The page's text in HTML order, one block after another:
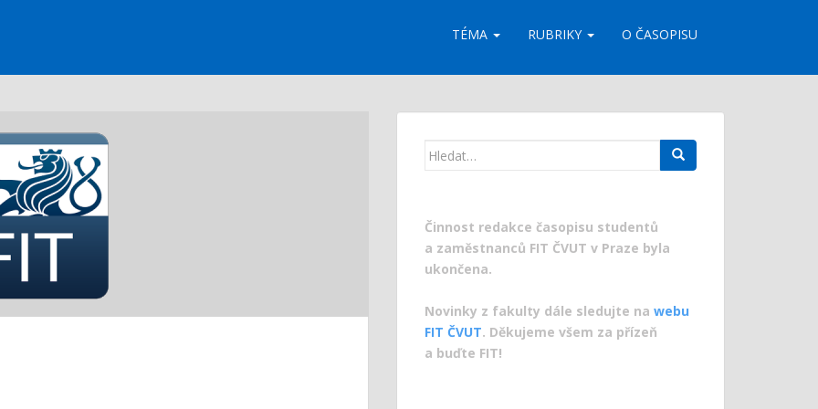
TÉMA RUBRIKY O ČASOPISU
Search
Činnost redakce časopisu studentů
a zaměstnanců FIT ČVUT v Praze byla
ukončena.
Novinky z fakulty dále sledujte na webu
FIT ČVUT. Děkujeme všem za přízeň
a buďte FIT!